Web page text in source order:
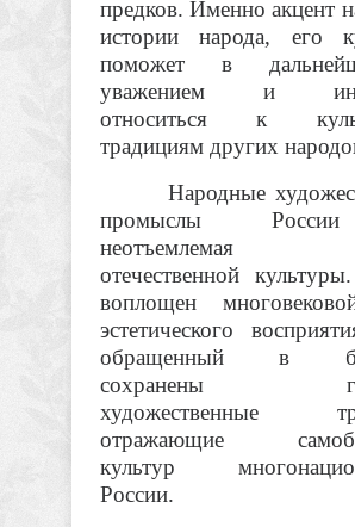
предков. Именно акцент
истории народа, его
поможет в
уважением и
относиться к
традициям других
Народные
промыслы
неотъемлемая
отечественной
воплощен
эстетического
обращенный в
сохранены
художественные
отражающие
культур
России.